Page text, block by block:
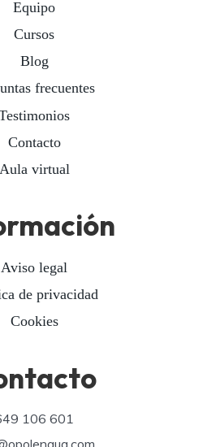
Equipo
Cursos
Blog
frecuentes
Contacto
Aula virtual
Aviso legal
de privacidad
Cookies
106 601